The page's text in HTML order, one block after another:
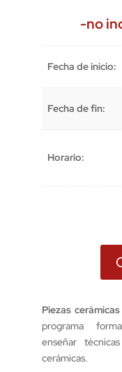
-no
Fecha de inicio:
Fecha de fin:
Horario:
Piezas
programa
enseñar
cerámicas.